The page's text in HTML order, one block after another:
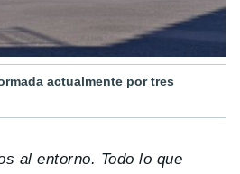
actualmente por tres
al entorno. Todo lo que